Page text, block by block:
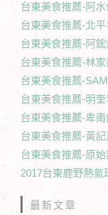
台東美食推薦-阿
台東美食推薦-北
台東美食推薦-阿
台東美食推薦-林
台東美食推薦-
台東美食推薦-明
台東美食推薦-卑南
台東美食推薦-黃
台東美食推薦-原
2017台東鹿野熱
最新文章